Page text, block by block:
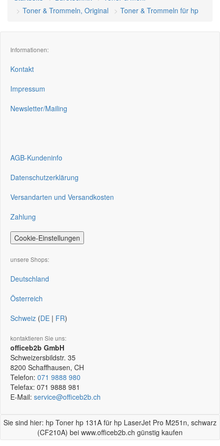
Toner & Trommeln, Original
Toner & Trommeln für hp
Informationen:
Kontakt
Impressum
Newsletter/Mailing
AGB-Kundeninfo
Datenschutzerklärung
Versandarten und Versandkosten
Zahlung
Cookie-Einstellungen
unsere Shops:
Deutschland
Österreich
Schweiz (DE | FR)
kontaktieren Sie uns:
officeb2b GmbH
Schweizersbildstr. 35
8200 Schaffhausen, CH
Telefon: 071 9888 980
Telefax: 071 9888 981
E-Mail: service@officeb2b.ch
Sie sind hier: hp Toner hp 131A für hp LaserJet Pro M251n, schwarz
(CF210A) bei www.officeb2b.ch günstig kaufen